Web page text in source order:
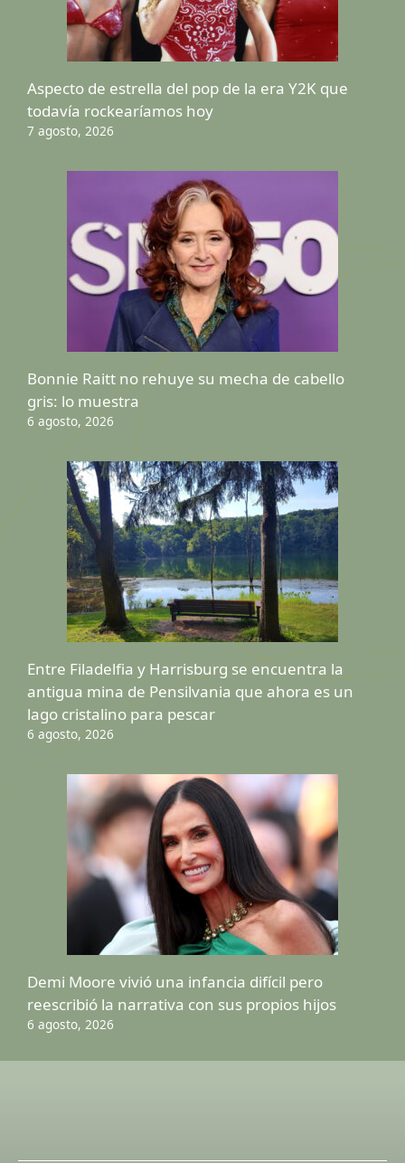
Aspecto de estrella del pop de la era Y2K que
todavía rockearíamos hoy
7 agosto, 2026
Bonnie Raitt no rehuye su mecha de cabello
gris: lo muestra
6 agosto, 2026
Entre Filadelfia y Harrisburg se encuentra la
antigua mina de Pensilvania que ahora es un
lago cristalino para pescar
6 agosto, 2026
Demi Moore vivió una infancia difícil pero
reescribió la narrativa con sus propios hijos
6 agosto, 2026